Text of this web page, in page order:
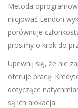
Metoda
inicjować Lendon
porównuje
prosimy o krok do
Upewnij się, że nie
oferuje pracę.
dotyczące
są ich alokacja.